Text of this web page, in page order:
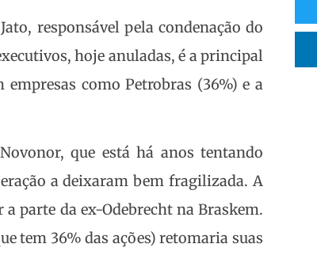
responsável pela condenação do
hoje anuladas, é a principal
como Petrobras (36%) e a
que está há anos tentando
a deixaram bem fragilizada. A
parte da ex-Odebrecht na Braskem.
tem 36% das ações) retomaria suas